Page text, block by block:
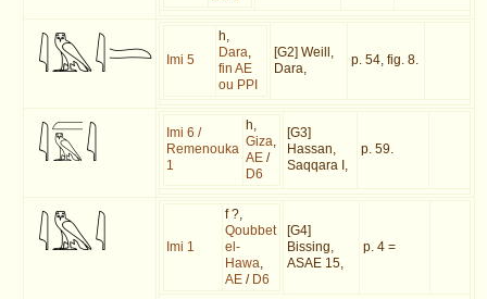
Imi 5
h,
Dara
fin AE
ou PPI
[G2] Weill,
Dara,
p. 54, fig. 8.
Imi 6 /
Remenouka
1
h,
Giza
AE /
D6
[G3]
Hassan,
Saqqara I,
p. 59.
Imi 1
f ?,
Qoubbet
el-
Hawa
AE / D6
[G4]
Bissing,
ASAE 15,
p. 4 =